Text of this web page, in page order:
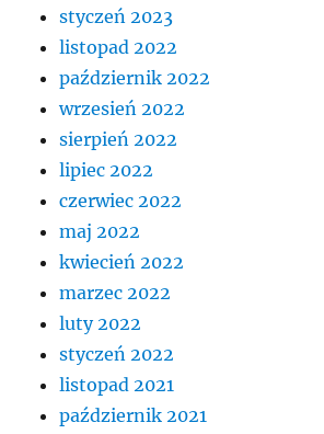
styczeń 2023
listopad 2022
październik 2022
wrzesień 2022
sierpień 2022
lipiec 2022
czerwiec 2022
maj 2022
kwiecień 2022
marzec 2022
luty 2022
styczeń 2022
listopad 2021
październik 2021